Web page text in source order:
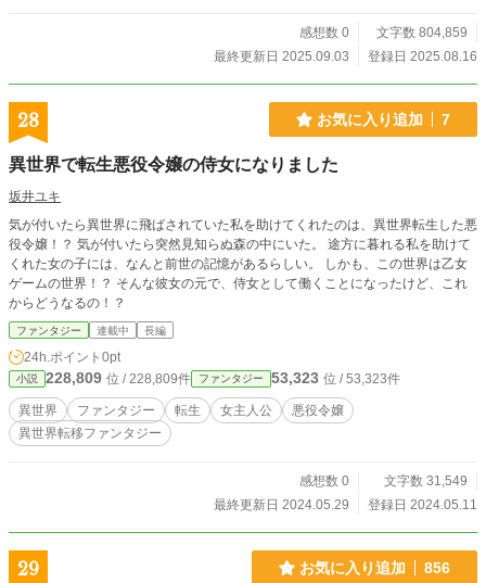
えっ？ただのパクリじゃないかって？ い、いやだなぁ、パクリじゃないで
すよ、 リ、リスペクト、そうリスペクトですよっ！
感想数 0
文字数 804,859
最終更新日 2025.09.03
登録日 2025.08.16
28 お気に入り追加 7
異世界で転生悪役令嬢の侍女になりました
坂井ユキ
気が付いたら異世界に飛ばされていた私を助けてくれたのは、異世界転生した悪
役令嬢！？ 気が付いたら突然見知らぬ森の中にいた。 途方に暮れる私を助けて
くれた女の子には、なんと前世の記憶があるらしい。 しかも、この世界は乙女
ゲームの世界！？ そんな彼女の元で、侍女として働くことになったけど、これ
からどうなるの！？
ファンタジー 連載中 長編
24h.ポイント 0pt
小説 228,809 位 / 228,809件 ファンタジー 53,323 位 / 53,323件
異世界 ファンタジー 転生 女主人公
悪役令嬢
異世界転移ファンタジー
感想数 0
文字数 31,549
最終更新日 2024.05.29
登録日 2024.05.11
29 お気に入り追加 856